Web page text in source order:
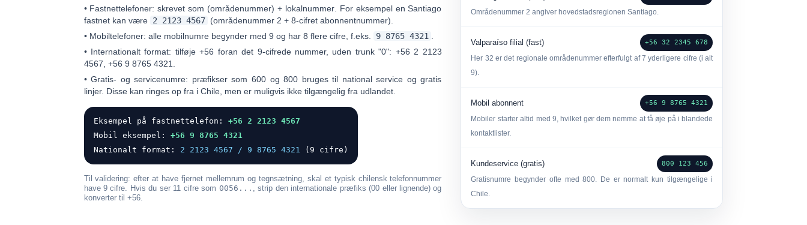
• Fastnettelefoner: skrevet som (områdenummer) + lokalnummer. For eksempel en Santiago
fastnet kan være 2 2123 4567 (områdenummer 2 + 8-cifret abonnentnummer).
• Mobiltelefoner: alle mobilnumre begynder med 9 og har 8 flere cifre, f.eks. 9 8765 4321
• Internationalt format: tilføje+56 foran det 9-cifrede nummer, uden trunk "0": +56 2 2123
4567 +56 9 8765 4321
•Gratis- og servicenumre: præfikser som 600og800 bruges til national service og gratis
linjer. Disse kan ringes op fra i Chile, men er muligvis ikke tilgængelig fra udlandet.
Eksempel på fastnettelefon: +56 2 2123 4567
Mobil eksempel: +56 9 8765 4321
Nationalt format: 2 2123 4567 / 9 8765 4321 (9 cifre)
Til validering: efter at have fjernet mellemrum og tegnsætning, skal et typisk chilensk telefonnummer
have 9 cifre. Hvis du ser 11 cifre som 0056... , strip den internationale præfiks (00 eller lignende) og
konverter til +56.
Områdenummer2 angiver hovedstadsregionen Santiago.
Valparaíso filial (fast) +56 32 2345 678
Her 32 er det regionale områdenummer efterfulgt af 7 yderligere cifre (i alt
9).
Mobil abonnent +56 9 8765 4321
Mobiler starter altid med 9, hvilket gør dem nemme at få øje på i blandede
kontaktlister.
Kundeservice (gratis) 800 123 456
Gratisnumre begynder ofte med800. De er normalt kun tilgængelige i
Chile.